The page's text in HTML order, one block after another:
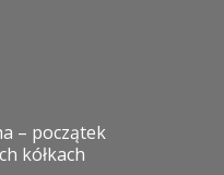
– początek
kółkach